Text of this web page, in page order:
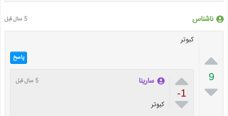
ناشناس 5 سال قبل

9

کبوتر
پاسخ

-1

سارینا 5 سال قبل
کبوتر